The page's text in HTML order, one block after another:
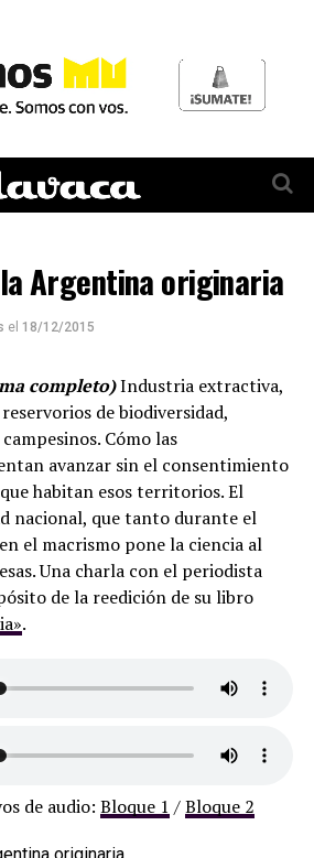
Argentina originaria
el 18/12/2015
completo)Industria extractiva,
de biodiversidad,
Cómo las
avanzar sin el consentimiento
habitan esos territorios. El
nacional​, que tanto durante el
el macrismo pone la ciencia al
Una charla con el periodista
de la reedición de su libro
.
de audio: Bloque 1 /Bloque 2